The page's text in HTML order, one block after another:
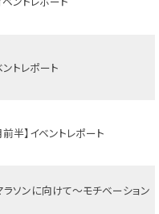
トレポート
半】イベントレポート
ソンに向けて～モチベーション